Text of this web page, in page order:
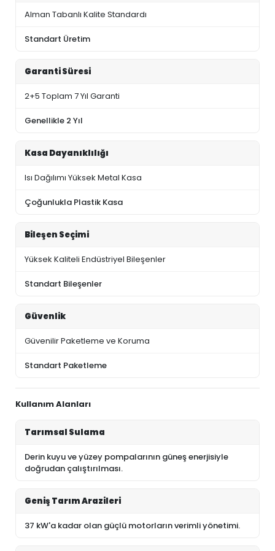
Alman Tabanlı Kalite Standardı
Standart Üretim
Garanti Süresi
2+5 Toplam 7 Yıl Garanti
Genellikle 2 Yıl
Kasa Dayanıklılığı
Isı Dağılımı Yüksek Metal Kasa
Çoğunlukla Plastik Kasa
Bileşen Seçimi
Yüksek Kaliteli Endüstriyel Bileşenler
Standart Bileşenler
Güvenlik
Güvenilir Paketleme ve Koruma
Standart Paketleme
Kullanım Alanları
Tarımsal Sulama
Derin kuyu ve yüzey pompalarının güneş enerjisiyle
doğrudan çalıştırılması.
Geniş Tarım Arazileri
37 kW'a kadar olan güçlü motorların verimli yönetimi.